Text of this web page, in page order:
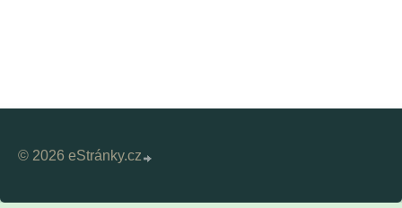
© 2026 eStránky.cz